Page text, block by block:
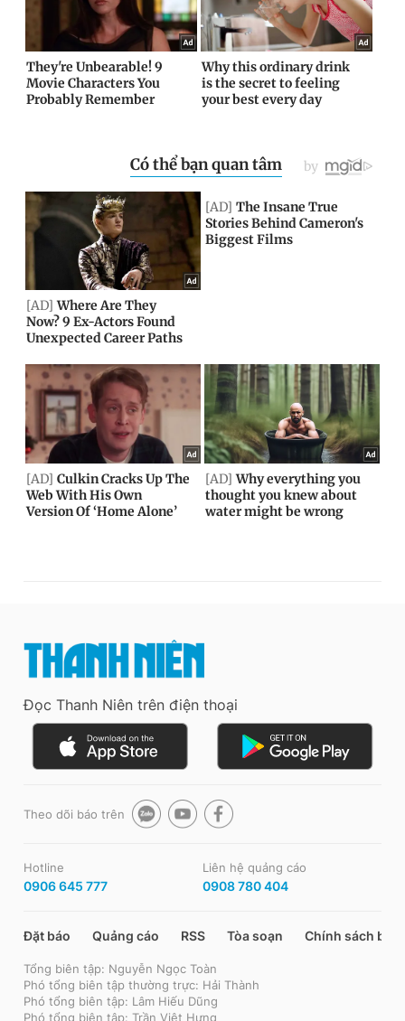
Đọc Thanh Niên trên điện thoại
Theo dõi báo trên
Hotline
0906 645 777
Liên hệ quảng cáo
0908 780 404
Đặt báo Quảng cáo RSS Tòa soạn Chính sách bảo
Tổng biên tập: Nguyễn Ngọc Toàn
Phó tổng biên tập thường trực: Hải Thành
Phó tổng biên tập: Lâm Hiếu Dũng
Phó tổng biên tập: Trần Việt Hưng